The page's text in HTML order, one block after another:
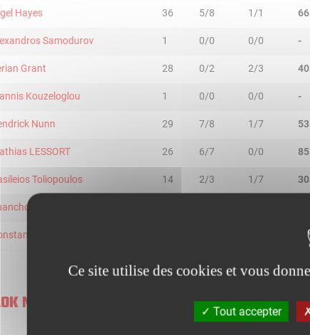
Hayes 36 5/8 1/1
Samodurov 1 0/0 0/0 -
Grant 28 0/2 2/3
Kouzeloglou 1 0/0 0/0 -
Nunn 29 7/8 1/7
LESSORT 26 6/7 0/0
Toliopoulos 14 2/3 1/7
Hernangomez
Mitoglou
MATECO
Ce site utilise des cookies et vous
Tout accepter